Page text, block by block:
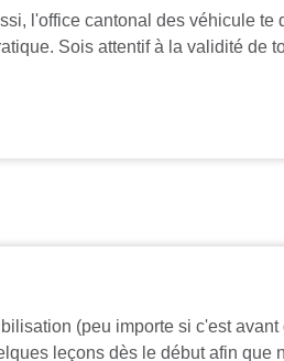
l'office cantonal des véhicule
Sois attentif à la validité de
(peu importe si c'est
leçons dès le début afin